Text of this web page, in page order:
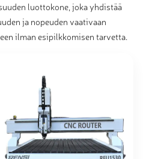
luottokone, joka yhdistää
ja nopeuden vaativaan
ilman esipilkkomisen tarvetta.